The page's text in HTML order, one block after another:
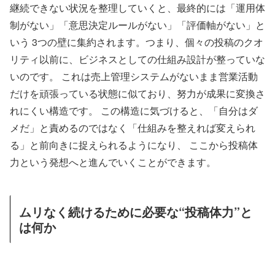
継続できない状況を整理していくと、最終的には「運用体
制がない」「意思決定ルールがない」「評価軸がない」と
いう 3つの壁に集約されます。つまり、個々の投稿のクオ
リティ以前に、ビジネスとしての仕組み設計が整っていな
いのです。 これは売上管理システムがないまま営業活動
だけを頑張っている状態に似ており、努力が成果に変換さ
れにくい構造です。 この構造に気づけると、「自分はダ
メだ」と責めるのではなく「仕組みを整えれば変えられ
る」と前向きに捉えられるようになり、 ここから投稿体
力という発想へと進んでいくことができます。
ムリなく続けるために必要な“投稿体力”と
は何か